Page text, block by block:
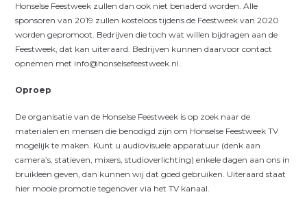
Honselse Feestweek zullen dan ook niet benaderd worden. Alle
sponsoren van 2019 zullen kosteloos tijdens de Feestweek van 2020
worden gepromoot. Bedrijven die toch wat willen bijdragen aan de
Feestweek, dat kan uiteraard. Bedrijven kunnen daarvoor contact
opnemen met info@honselsefeestweek.nl.
Oproep
De organisatie van de Honselse Feestweek is op zoek naar de
materialen en mensen die benodigd zijn om Honselse Feestweek TV
mogelijk te maken. Kunt u audiovisuele apparatuur (denk aan
camera’s, statieven, mixers, studioverlichting) enkele dagen aan ons in
bruikleen geven, dan kunnen wij dat goed gebruiken. Uiteraard staat
hier mooie promotie tegenover via het TV kanaal.